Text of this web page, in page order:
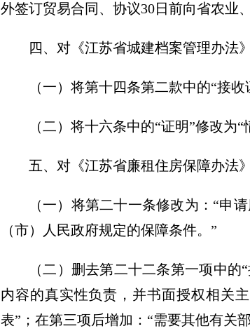
外签订贸易合同、协议30日前向省农业
四、对《江苏省城建档案管理办法
（一）将第十四条第二款中的“接收
（二）将十六条中的“证明”修改为“
五、对《江苏省廉租住房保障办法
（一）将第二十一条修改为：“申
（市）人民政府规定的保障条件。”
（二）删去第二十二条第一项中
内容的真实性负责，并书面授权相关
表”；在第三项后增加：“需要其他有关